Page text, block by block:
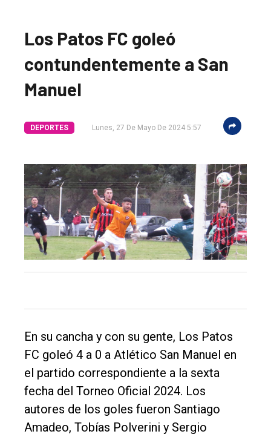
El
DIARIO
Balcarce
Inicio
General
Política
Cultura
Entrevistas
Deportes
Los Patos FC goleó
contundentemente a San
Manuel
DEPORTES Lunes, 27 De Mayo De 2024 5:57
En su cancha y con su gente, Los Patos
FC goleó 4 a 0 a Atlético San Manuel en
el partido correspondiente a la sexta
fecha del Torneo Oficial 2024. Los
autores de los goles fueron Santiago
Amadeo, Tobías Polverini y Sergio